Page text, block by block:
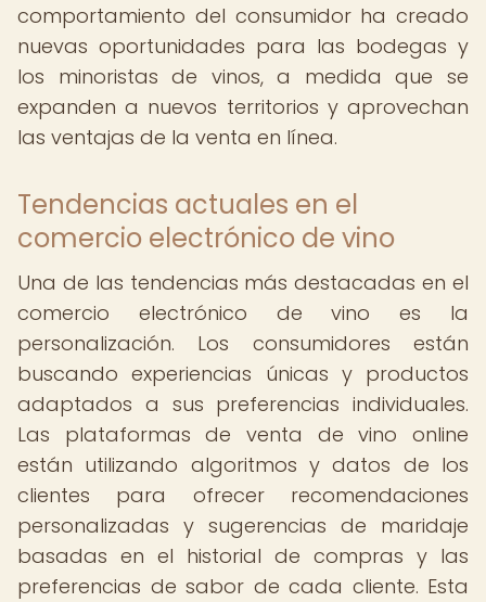
comportamiento del consumidor ha creado
nuevas oportunidades para las bodegas y
los minoristas de vinos, a medida que se
expanden a nuevos territorios y aprovechan
las ventajas de la venta en línea.
Tendencias actuales en el
comercio electrónico de vino
Una de las tendencias más destacadas en el
comercio electrónico de vino es la
personalización. Los consumidores están
buscando experiencias únicas y productos
adaptados a sus preferencias individuales.
Las plataformas de venta de vino online
están utilizando algoritmos y datos de los
clientes para ofrecer recomendaciones
personalizadas y sugerencias de maridaje
basadas en el historial de compras y las
preferencias de sabor de cada cliente. Esta